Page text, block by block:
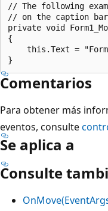
// The following
// on the caption
private void
{
this.Text =
Comentarios
Para obtener más
eventos, consulte
Se aplica a
Consulte